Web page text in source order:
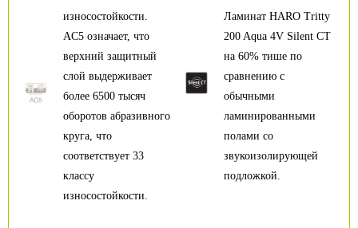
Ламинат HARO Tritty
200 Aqua 4V Silent CT
на 60% тише по
сравнению с
обычными
ламинированными
полами со
звукоизолирующей
подложкой.
износостойкости.
AC5 означает, что
верхний защитный
слой выдерживает
более 6500 тысяч
оборотов абразивного
круга, что
соответствует 33
классу
износостойкости.